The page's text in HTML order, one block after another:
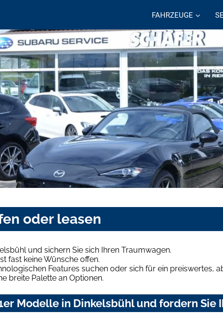
FAHRZEUGE
oder leasen
und sichern Sie sich Ihren Traumwagen.
fast keine Wünsche offen.
Features suchen oder sich für ein preiswertes,
breite Palette an Optionen.
Modelle in Dinkelsbühl und fordern Sie